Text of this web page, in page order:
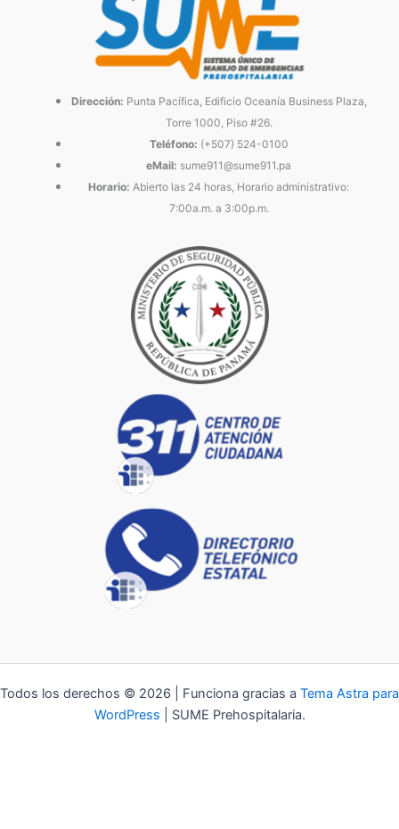
Dirección: Punta Pacífica, Edificio Oceanía Business Plaza,
Torre 1000, Piso #26.
Teléfono: (+507) 524-0100
eMail: sume911@sume911.pa
Horario: Abierto las 24 horas, Horario administrativo:
7:00a.m. a 3:00p.m.
Todos los derechos © 2026 | Funciona gracias a Tema Astra para
WordPress | SUME Prehospitalaria.